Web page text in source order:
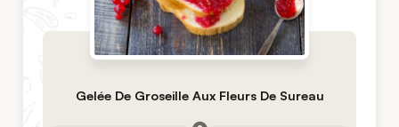
Gelée De Groseille Aux Fleurs De Sureau